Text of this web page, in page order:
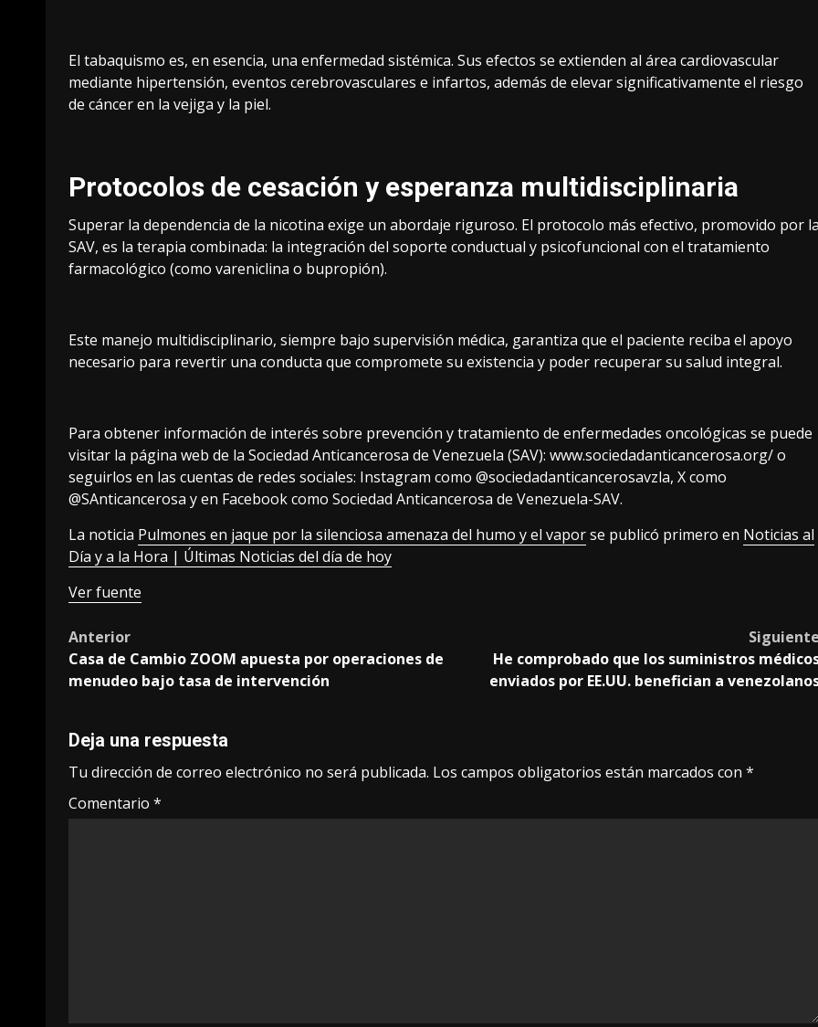
El tabaquismo es, en esencia, una enfermedad sistémica. Sus efectos se extienden al área cardiovascular
mediante hipertensión, eventos cerebrovasculares e infartos, además de elevar significativamente el riesgo
de cáncer en la vejiga y la piel.
Protocolos de cesación y esperanza multidisciplinaria
Superar la dependencia de la nicotina exige un abordaje riguroso. El protocolo más efectivo, promovido por
SAV, es la terapia combinada: la integración del soporte conductual y psicofuncional con el tratamiento
farmacológico (como vareniclina o bupropión).
Este manejo multidisciplinario, siempre bajo supervisión médica, garantiza que el paciente reciba el apoyo
necesario para revertir una conducta que compromete su existencia y poder recuperar su salud integral.
Para obtener información de interés sobre prevención y tratamiento de enfermedades oncológicas se puede
visitar la página web de la Sociedad Anticancerosa de Venezuela (SAV): www.sociedadanticancerosa.org/ o
seguirlos en las cuentas de redes sociales: Instagram como @sociedadanticancerosavzla, X como
@SAnticancerosa y en Facebook como Sociedad Anticancerosa de Venezuela-SAV.
La noticia Pulmones en jaque por la silenciosa amenaza del humo y el vaporse publicó primero en Noticias al
Día y a la Hora | Últimas Noticias del día de hoy
Ver fuente
Post
navigation
Anterior
Casa de Cambio ZOOM apuesta por operaciones de
menudeo bajo tasa de intervención
He comprobado que los suministros
enviados por EE.UU. benefician a
Deja una respuesta
Tu dirección de correo electrónico no será publicada. Los campos obligatorios están marcados con *
Comentario *